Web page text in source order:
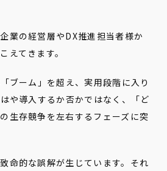
業の経営層やDX推進担当者様か
えてきます。
ブーム」を超え、実用段階に入り
や導入するか否かではなく、「ど
生存競争を左右するフェーズに突
命的な誤解が生じています。それ